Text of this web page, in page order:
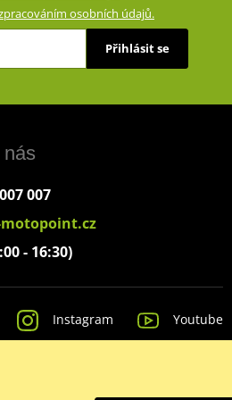
osobních údajů.
Přihlásit se
007
- 16:30)
Instagram Youtube